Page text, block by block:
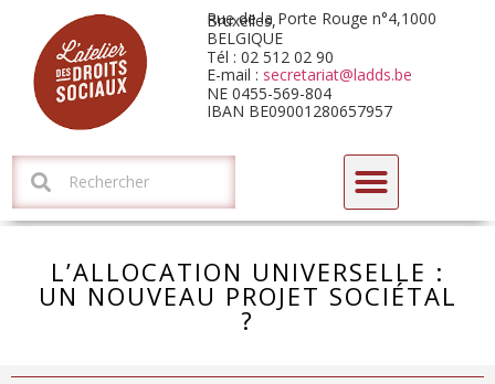
Rue de la Porte Rouge n°4,1000 Bruxelles,
BELGIQUE
Tél : 02 512 02 90
E-mail : secretariat@ladds.be
NE 0455-569-804
IBAN BE09001280657957
L’ALLOCATION UNIVERSELLE :
UN NOUVEAU PROJET SOCIÉTAL
?